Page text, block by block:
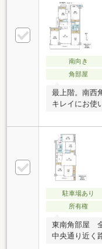
室１坪以上
ホン、緑豊
ーター、宅配
南向き
角部屋
最上階。南西
キレイにお使
駐車場あり
所有権
東南角部屋
中央通り近く